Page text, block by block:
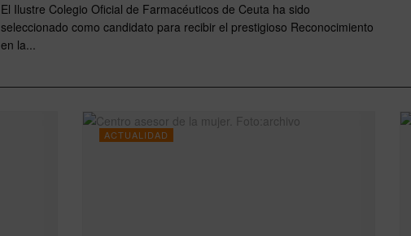
El Ilustre Colegio Oficial de Farmacéuticos de Ceuta ha sido
seleccionado como candidato para recibir el prestigioso Reconocimiento
en la...
ACTUALIDAD